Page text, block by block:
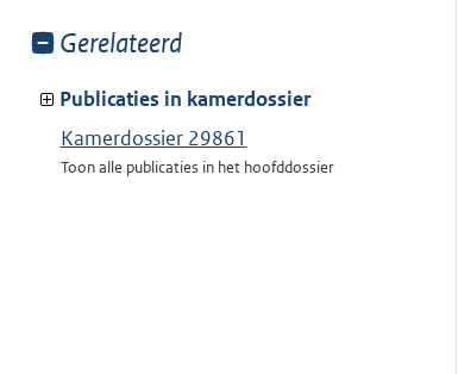
Toon
van:
Gerelateerd
Publicaties in kamerdossier
Kamerdossier 29861
Toon alle publicaties in het hoofddossier